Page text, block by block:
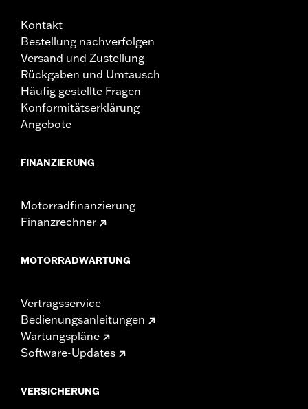
Kontakt
Bestellung nachverfolgen
Versand und Zustellung
Rückgaben und Umtausch
Häufig gestellte Fragen
Konformitätserklärung
Angebote
FINANZIERUNG
Motorradfinanzierung
Finanzrechner
MOTORRADWARTUNG
Vertragsservice
Bedienungsanleitungen
Wartungspläne
Software-Updates
VERSICHERUNG